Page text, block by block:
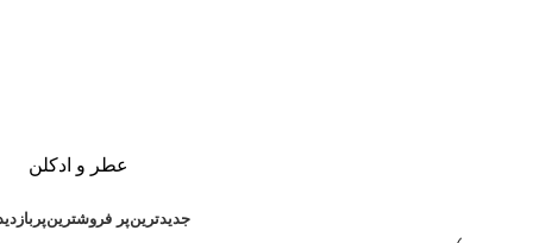
عطر و ادکلن
جدیدترینپر فروشترین